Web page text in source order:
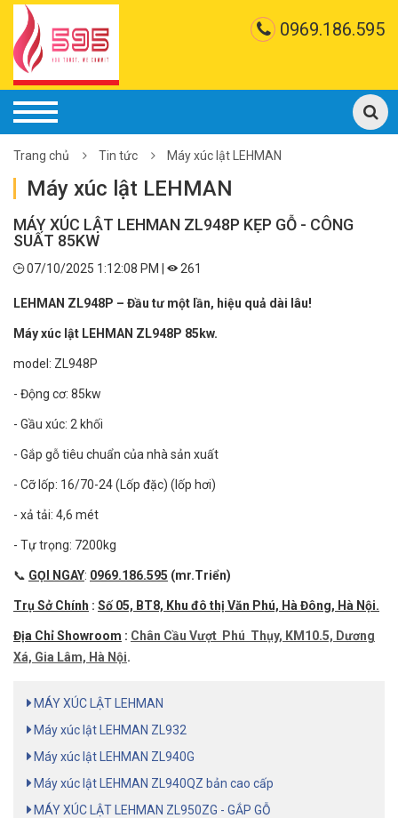
0969.186.595
Trang chủ Tin tức Máy xúc lật LEHMAN
Máy xúc lật LEHMAN
MÁY XÚC LẬT LEHMAN ZL948P KẸP GỖ - CÔNG
SUẤT 85KW
07/10/2025 1:12:08 PM | 261
LEHMAN ZL948P – Đầu tư một lần, hiệu quả dài lâu!
Máy xúc lật LEHMAN ZL948P 85kw.
model: ZL948P
- Động cơ: 85kw
- Gầu xúc: 2 khối
- Gắp gỗ tiêu chuẩn của nhà sản xuất
- Cỡ lốp: 16/70-24 (Lốp đặc) (lốp hơi)
- xả tải: 4,6 mét
- Tự trọng: 7200kg
📞 GỌI NGAY: 0969.186.595 (mr.Triển)
Trụ Sở Chính : Số 05, BT8, Khu đô thị Văn Phú, Hà Đông, Hà Nội.
Địa Chỉ Showroom : Chân Cầu Vượt Phú Thụy, KM10.5, Dương
Xá, Gia Lâm, Hà Nội.
MÁY XÚC LẬT LEHMAN
Máy xúc lật LEHMAN ZL932
Máy xúc lật LEHMAN ZL940G
Máy xúc lật LEHMAN ZL940QZ bản cao cấp
MÁY XÚC LẬT LEHMAN ZL950ZG - GẮP GỖ